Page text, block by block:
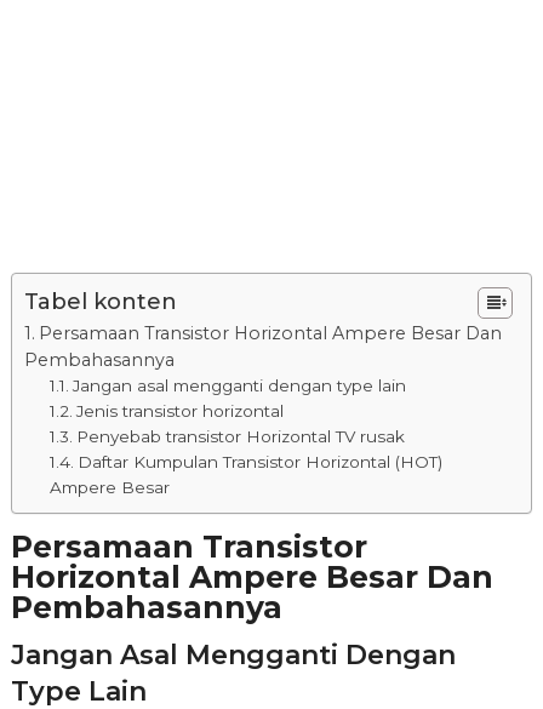
Tabel konten
Persamaan Transistor Horizontal Ampere Besar Dan
Pembahasannya
Jangan asal mengganti dengan type lain
Jenis transistor horizontal
Penyebab transistor Horizontal TV rusak
Daftar Kumpulan Transistor Horizontal (HOT)
Ampere Besar
Persamaan Transistor
Horizontal Ampere Besar Dan
Pembahasannya
Jangan Asal Mengganti Dengan
Type Lain